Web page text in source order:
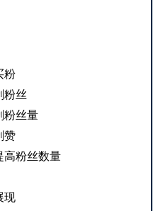
粉
粉丝
粉丝量
赞
高粉丝数量
现